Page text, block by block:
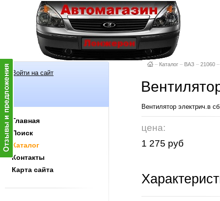
Войти на сайт
Главная
Поиск
Каталог
Контакты
Карта сайта
– Каталог – ВАЗ – 21060 –
Вентилятор электрич.в
цена:
1 275 руб